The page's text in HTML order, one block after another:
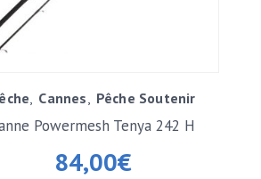
Cannes Pêche Soutenir
84,00€
Powermesh Tenya 242 H